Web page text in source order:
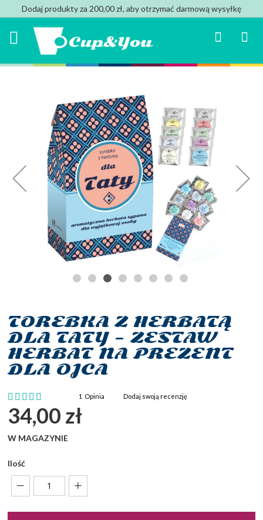
Dodaj produkty za 200,00 zł, aby otrzymać darmową wysyłkę
Mój
Search
TOREBKA Z HERBATĄ
DLA TATY – ZESTAW
HERBAT NA PREZENT
DLA OJCA
Ocena:
100
% of 100
1 Opinia Dodaj swoją recenzję
34,00 zł
W MAGAZYNIE
Ilość
Przejdź
na
początek
galerii